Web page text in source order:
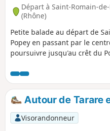
Départ à Saint-Romain-
(Rhône)
Petite balade au départ de
Popey en passant par le
poursuivre jusqu'au crêt du
emprunte beaucoup de
Autour de Tarare
Visorandonneur